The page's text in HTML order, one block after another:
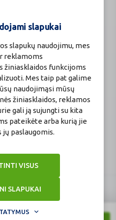
slapukai
slapukų naudojimu, mes
reklamoms
žiniasklaidos funkcijoms
Mes taip pat galime
naudojimąsi mūsų
žiniasklaidos, reklamos
gali ją sujungti su kita
pateikėte arba kurią jie
paslaugomis.
SLAPUKAI
VISUS
prieš pradėdami vartoti
produktams jautriems žmonėms.
vartoti jaunesniems kaip
vaikams iki 12 metų
kitų vaistų, arba dėl to nesate
k., Gamybos g. 4
190004257
apsaugos ministerijos